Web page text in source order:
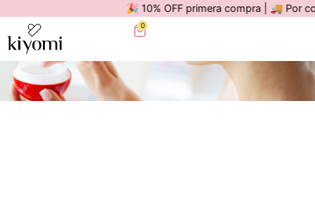
🎉 10% OFF primera compra | 🚚 Por
0